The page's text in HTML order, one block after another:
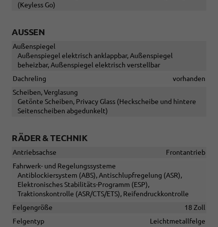
(Keyless Go)
AUSSEN
Außenspiegel
Außenspiegel elektrisch anklappbar, Außenspiegel
beheizbar, Außenspiegel elektrisch verstellbar
Dachreling
vorhanden
Scheiben, Verglasung
Getönte Scheiben, Privacy Glass (Heckscheibe und hintere
Seitenscheiben abgedunkelt)
RÄDER & TECHNIK
Antriebsachse
Frontantrieb
Fahrwerk- und Regelungssysteme
Antiblockiersystem (ABS), Antischlupfregelung (ASR),
Elektronisches Stabilitäts-Programm (ESP),
Traktionskontrolle (ASR/CTS/ETS), Reifendruckkontrolle
Felgengröße
18 Zoll
Felgentyp
Leichtmetallfelge